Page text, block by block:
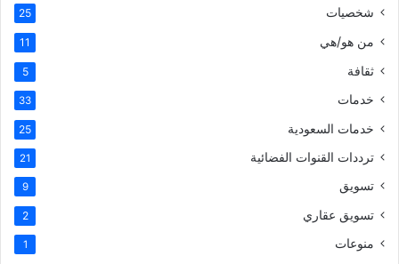
شخصيات 25
من هو/هي 11
ثقافة 5
خدمات 33
خدمات السعودية 25
ترددات القنوات الفضائية 21
تسويق 9
تسويق عقاري 2
منوعات 1